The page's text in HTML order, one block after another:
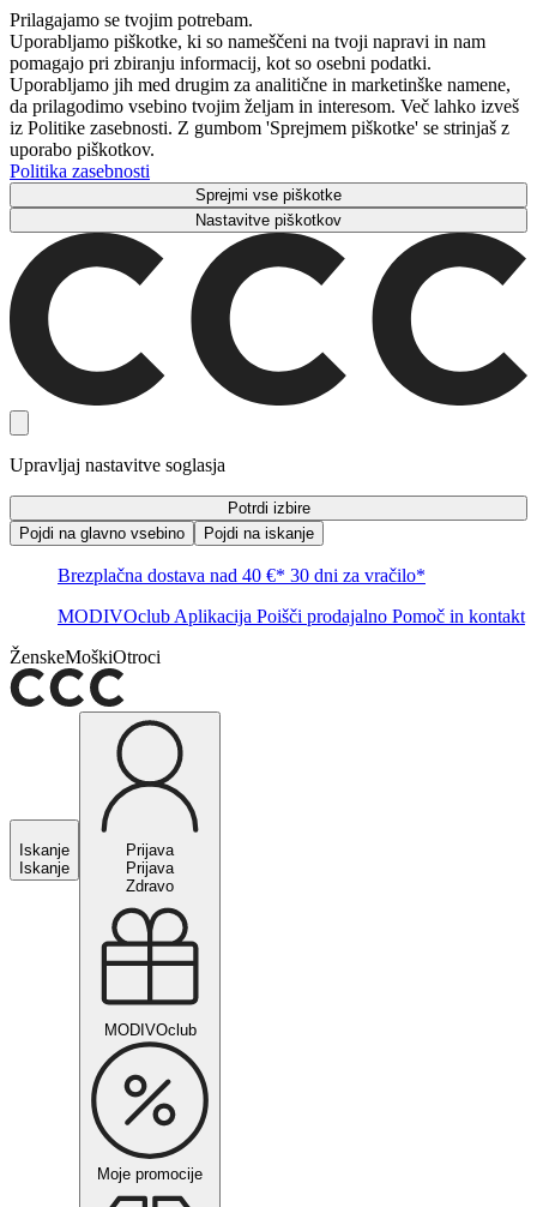
Prilagajamo se tvojim potrebam.
Uporabljamo piškotke, ki so nameščeni na tvoji napravi in ​​nam
pomagajo pri zbiranju informacij, kot so osebni podatki.
Uporabljamo jih med drugim za analitične in marketinške namene,
da prilagodimo vsebino tvojim željam in interesom. Več lahko izveš
iz Politike zasebnosti. Z gumbom 'Sprejmem piškotke' se strinjaš z
uporabo piškotkov.
Politika zasebnosti
Sprejmi vse piškotke
Nastavitve piškotkov
Upravljaj nastavitve soglasja
Potrdi izbire
Pojdi na glavno vsebino
Pojdi na iskanje
Brezplačna dostava nad 40 €* 30 dni za vračilo*
MODIVOclub Aplikacija Poišči prodajalno Pomoč in kontakt
ŽenskeMoškiOtroci
Iskanje
Iskanje
Prijava
Prijava
Zdravo
MODIVOclub
Moje promocije